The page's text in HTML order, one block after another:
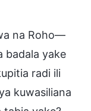
na Roho—
badala yake
radi ili
kuwasiliana